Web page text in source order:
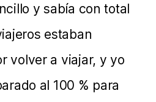
y sabía con total
estaban
volver a viajar, y yo
al 100 % para